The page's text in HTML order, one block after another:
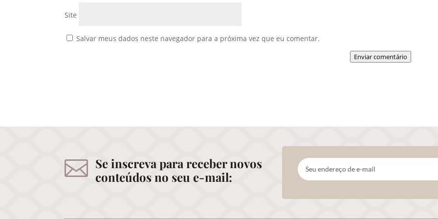
Site
Salvar meus dados neste navegador para a próxima vez que eu comentar.
Enviar comentário
 Se inscreva para receber novos
conteúdos no seu e-mail: